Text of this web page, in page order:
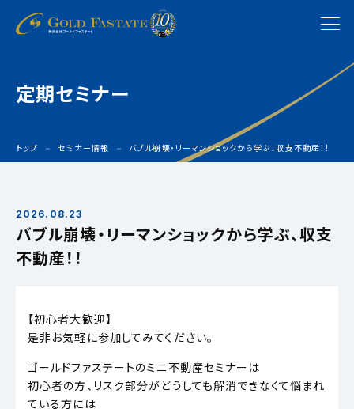
定期セミナー
トップ セミナー情報 バブル崩壊・リーマンショックから学ぶ、収支不動産！！
2026.08.23
バブル崩壊・リーマンショックから学ぶ、収支
不動産！！
【初心者大歓迎】
是非お気軽に参加してみてください。
ゴールドファステートのミニ不動産セミナーは
初心者の方、リスク部分がどうしても解消できなくて悩まれ
ている方には